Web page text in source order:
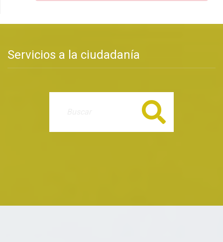
Servicios a la ciudadanía
Buscar